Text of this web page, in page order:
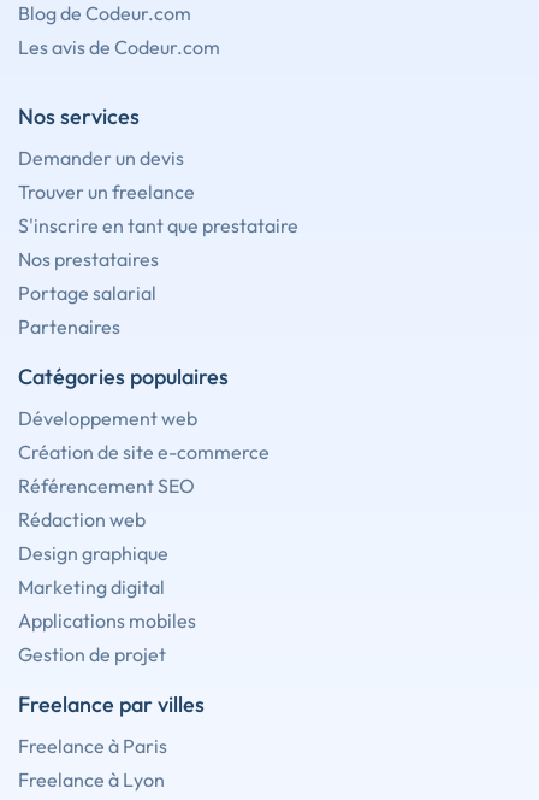
Blog de Codeur.com
Les avis de Codeur.com
Nos services
Demander un devis
Trouver un freelance
S'inscrire en tant que prestataire
Nos prestataires
Portage salarial
Partenaires
Catégories populaires
Développement web
Création de site e-commerce
Référencement SEO
Rédaction web
Design graphique
Marketing digital
Applications mobiles
Gestion de projet
Freelance par villes
Freelance à Paris
Freelance à Lyon